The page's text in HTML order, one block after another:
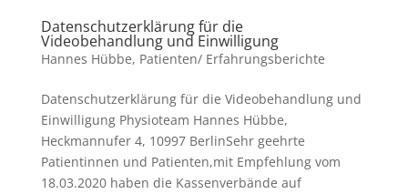
Datenschutzerklärung für die
Videobehandlung und Einwilligung
Hannes Hübbe, Patienten/ Erfahrungsberichte
Datenschutzerklärung für die Videobehandlung und
Einwilligung Physioteam Hannes Hübbe,
Heckmannufer 4, 10997 BerlinSehr geehrte
Patientinnen und Patienten,mit Empfehlung vom
18.03.2020 haben die Kassenverbände auf